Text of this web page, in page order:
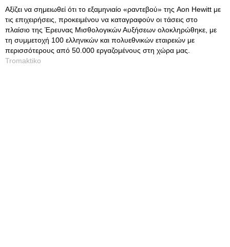
Αξίζει να σημειωθεί ότι το εξαμηνιαίο «ραντεβού» της Aon Hewitt με
τις επιχειρήσεις, προκειμένου να καταγραφούν οι τάσεις στο
πλαίσιο της Έρευνας Μισθολογικών Αυξήσεων ολοκληρώθηκε, με
τη συμμετοχή 100 ελληνικών και πολυεθνικών εταιρειών με
περισσότερους από 50.000 εργαζομένους στη χώρα μας.
Tromaktiko